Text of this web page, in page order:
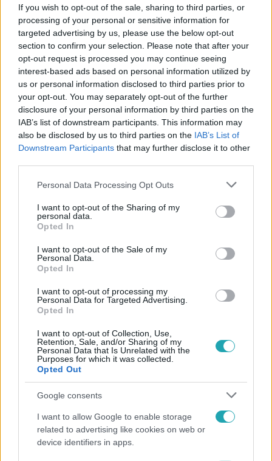
If you wish to opt-out of the sale, sharing to third parties, or
processing of your personal or sensitive information for
targeted advertising by us, please use the below opt-out
section to confirm your selection. Please note that after your
opt-out request is processed you may continue seeing
interest-based ads based on personal information utilized by
us or personal information disclosed to third parties prior to
your opt-out. You may separately opt-out of the further
disclosure of your personal information by third parties on the
IAB’s list of downstream participants. This information may
also be disclosed by us to third parties on the IAB’s List of
Downstream Participants that may further disclose it to other
Please note that this website/app uses one or more Google
not limited to your visit or usage behaviour. You may click to
grant or deny consent to Google and its third-party tags to
use your data for below specified purposes in below Google
consent section.
Personal Data Processing Opt Outs
I want to opt-out of the Sharing of my
personal data.
Opted In
I want to opt-out of the Sale of my
Personal Data.
Opted In
I want to opt-out of processing my
Personal Data for Targeted Advertising.
Opted In
I want to opt-out of Collection, Use,
Retention, Sale, and/or Sharing of my
Personal Data that Is Unrelated with the
Purposes for which it was collected.
Opted Out
Google consents
I want to allow Google to enable storage
related to advertising like cookies on web or
device identifiers in apps.
2024. február 27. 16:41
Egy ház udvarára zuhant egy repülő szerkezet
Budaörsön
A girokopter két utasa ki tudott szállni a Hurok utcai
kertben landoló repülőből.
2:01
2021. július 4. 16:05
földbe a vitorlázórepülő
Métereken múlt, hogy nem egy kombájnba csapódott egy
vitorlázórepülő a Bács-Kiskun megyei Apostagnál,
szombat délután. A gép egy gabonaföldre zuhant, a pilóta
súlyosan megsérült. A kombájnnal anya és fia aratott, a
repülő a munkagépük tetejét érintve csapódott a földbe.
Hogy ő hibázott, vagy műszaki hiba történt, még
vizsgálják.